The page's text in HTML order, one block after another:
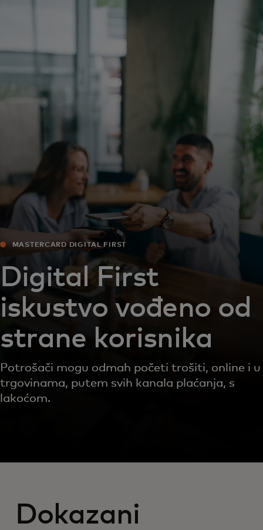
Za biznis
Za svijet
Za inovatore
Novosti i trendovi
MASTERCARD DIGITAL FIRST
Digital First
iskustvo vođeno od
strane korisnika
Potrošači mogu odmah početi trošiti, online i u
trgovinama, putem svih kanala plaćanja, s
lakoćom.
Dokazani